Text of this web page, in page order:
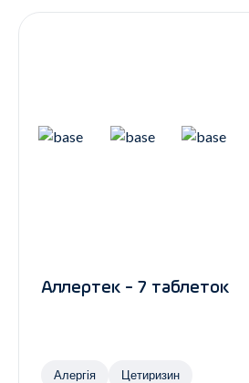
Аллертек - 7 таблеток
Алергія Цетиризин